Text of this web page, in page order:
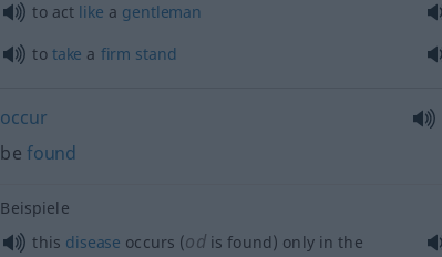
to act like a gentleman
to take a firm stand
occur
be found
Beispiele
this disease occurs (odis found) only in the